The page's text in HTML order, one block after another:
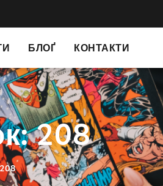
БЛОҐ КОНТАКТИ
208